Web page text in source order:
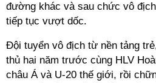
đường khác và sau chức vô
tiếp tục vượt dốc.
Đội tuyển vô địch từ nền tảng
thủ hai năm trước cùng HLV
châu Á và U-20 thế giới, rồi